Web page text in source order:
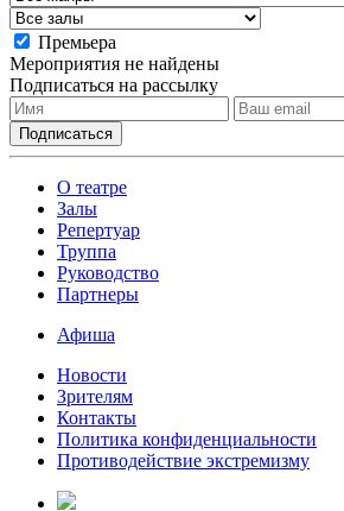
Премьера
Мероприятия не найдены
Подписаться на рассылку
О театре
Залы
Репертуар
Труппа
Руководство
Партнеры
Афиша
Новости
Зрителям
Контакты
Политика конфиденциальности
Противодействие экстремизму